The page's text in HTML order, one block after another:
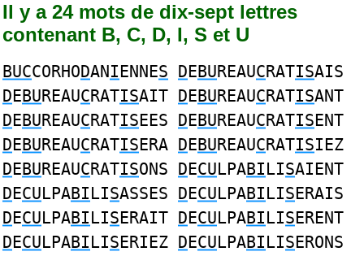
Il y a 24 mots de dix-sept lettres
contenant B, C, D, I, S et U
BUCCORHODANIENNES DEBUREAUCRATISAIS
DEBUREAUCRATISAIT DEBUREAUCRATISANT
DEBUREAUCRATISEES DEBUREAUCRATISENT
DEBUREAUCRATISERA DEBUREAUCRATISIEZ
DEBUREAUCRATISONS DECULPABILISAIENT
DECULPABILISASSES DECULPABILISERAIS
DECULPABILISERAIT DECULPABILISERENT
DECULPABILISERIEZ DECULPABILISERONS